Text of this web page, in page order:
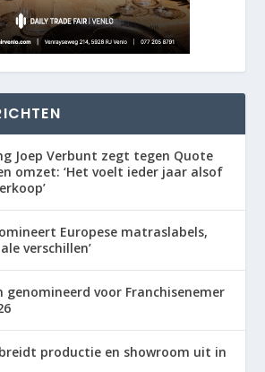
Joep Verbunt zegt tegen Quote
omzet: ‘Het voelt ieder jaar alsof
Europese matraslabels,
verschillen’
genomineerd voor Franchisenemer
productie en showroom uit in